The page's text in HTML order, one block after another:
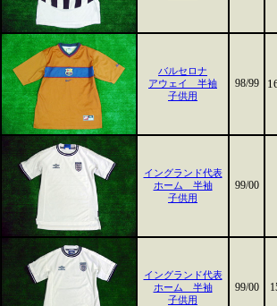
バルセロナ
アウェイ 半袖
子供用
98/99
イングランド代表
ホーム 半袖
子供用
99/00
イングランド代表
ホーム 半袖
子供用
99/00